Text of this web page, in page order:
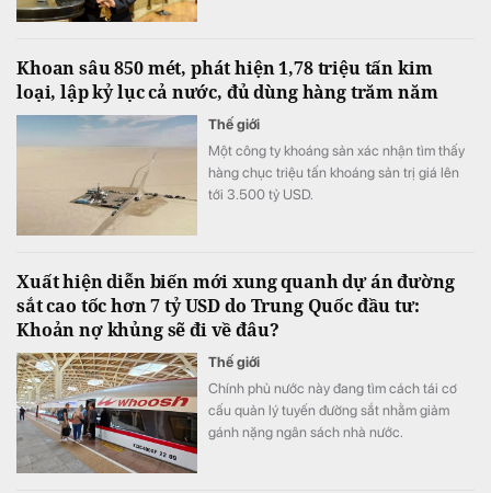
Khoan sâu 850 mét, phát hiện 1,78 triệu tấn kim
loại, lập kỷ lục cả nước, đủ dùng hàng trăm năm
Thế giới
Một công ty khoáng sản xác nhận tìm thấy
hàng chục triệu tấn khoáng sản trị giá lên
tới 3.500 tỷ USD.
Xuất hiện diễn biến mới xung quanh dự án đường
sắt cao tốc hơn 7 tỷ USD do Trung Quốc đầu tư:
Khoản nợ khủng sẽ đi về đâu?
Thế giới
Chính phủ nước này đang tìm cách tái cơ
cấu quản lý tuyến đường sắt nhằm giảm
gánh nặng ngân sách nhà nước.